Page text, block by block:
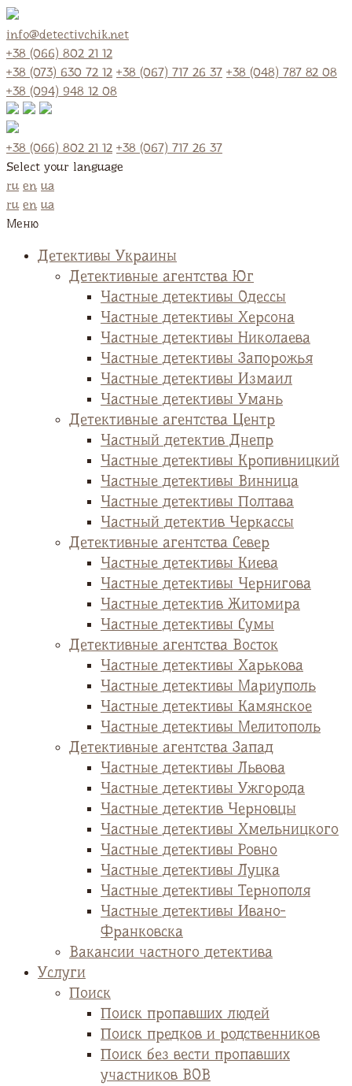
info@detectivchik.net
+38 (066) 802 21 12
+38 (073) 630 72 12 +38 (067) 717 26 37 +38 (048) 787 82 08
+38 (094) 948 12 08
+38 (066) 802 21 12 +38 (067) 717 26 37
Select your language
ru en ua
ru en ua
Меню
Детективы Украины
Детективные агентства Юг
Частные детективы Одессы
Частные детективы Херсона
Частные детективы Николаева
Частные детективы Запорожья
Частные детективы Измаил
Частные детективы Умань
Детективные агентства Центр
Частный детектив Днепр
Частные детективы Кропивницкий
Частные детективы Винница
Частные детективы Полтава
Частный детектив Черкассы
Детективные агентства Север
Частные детективы Киева
Частные детективы Чернигова
Частные детектив Житомира
Частные детективы Сумы
Детективные агентства Восток
Частные детективы Харькова
Частные детективы Мариуполь
Частные детективы Камянское
Частные детективы Мелитополь
Детективные агентства Запад
Частные детективы Львова
Частные детективы Ужгорода
Частные детектив Черновцы
Частные детективы Хмельницкого
Частные детективы Ровно
Частные детективы Луцка
Частные детективы Тернополя
Частные детективы Ивано-
Франковска
Вакансии частного детектива
Услуги
Поиск
Поиск пропавших людей
Поиск предков и родственников
Поиск без вести пропавших
участников ВОВ